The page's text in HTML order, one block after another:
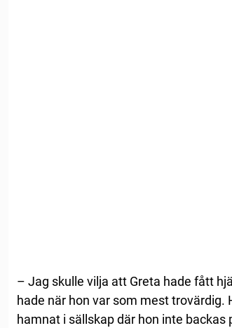
– Jag skulle vilja att Greta hade fått
hade när hon var som mest trovärdig.
hamnat i sällskap där hon inte